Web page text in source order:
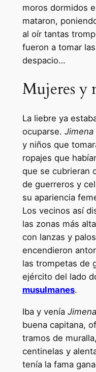
moros dormidos
mataron,
al oír tantas
fueron a tomar
despacio…
Mujeres y
La liebre ya
ocuparse. Jimena
y niños que
ropajes que
que se cubrieran
de guerreros y
su apariencia
Los vecinos así
las zonas más
con lanzas y
encendieron
las trompetas de
ejército del lado
musulmanes.
Iba y venía Jimena
buena capitana,
tramos de
centinelas y
tenía la fama